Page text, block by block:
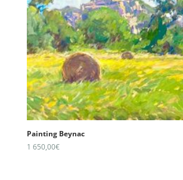
Painting Beynac
1 650,00€